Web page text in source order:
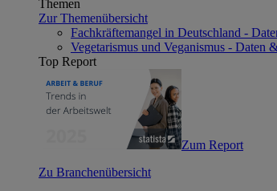
Themen
Zur Themenübersicht
Fachkräftemangel in Deutschland -
Vegetarismus und Veganismus - Daten
Top Report
Zum Report
Zu Branchenübersicht